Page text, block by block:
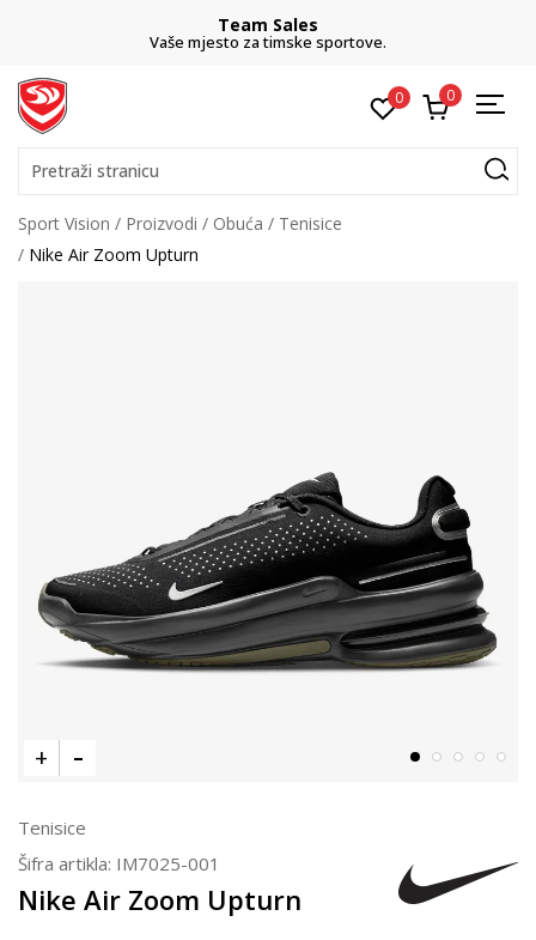
Team Sales
Vaše mjesto za timske sportove.
0 0
Pretraži stranicu
Sport Vision Proizvodi Obuća
Tenisice
Nike Air Zoom Upturn
Tenisice
Šifra artikla: IM7025-001
Nike Air Zoom Upturn